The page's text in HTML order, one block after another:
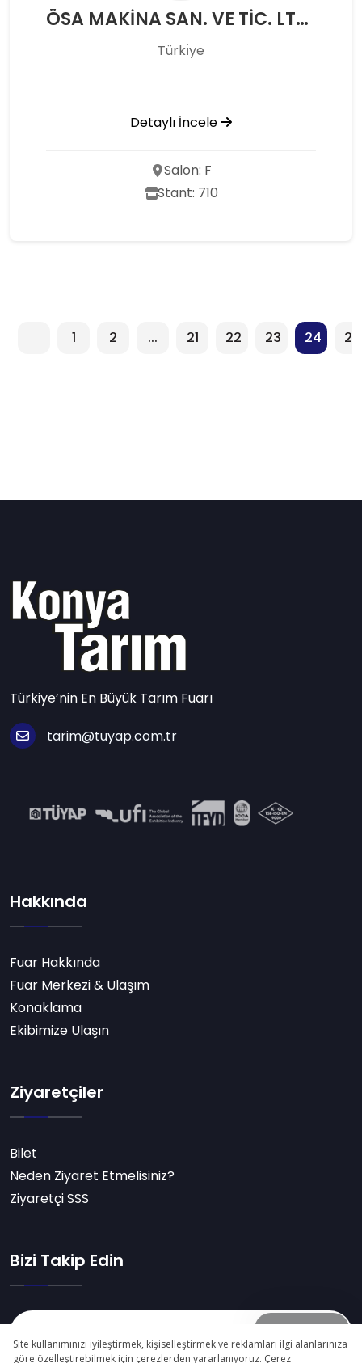
ÖSA MAKİNA SAN. VE TİC. LTD. ŞTİ.
Türkı̇ye
Detaylı İncele
Salon: F
Stant: 710
1 2 ... 21 22 23 24 25
Türkiye’nin En Büyük Tarım Fuarı
tarim@tuyap.com.tr
Hakkında
Fuar Hakkında
Fuar Merkezi & Ulaşım
Konaklama
Ekibimize Ulaşın
Ziyaretçiler
Bilet
Neden Ziyaret Etmelisiniz?
Ziyaretçi SSS
Bizi Takip Edin